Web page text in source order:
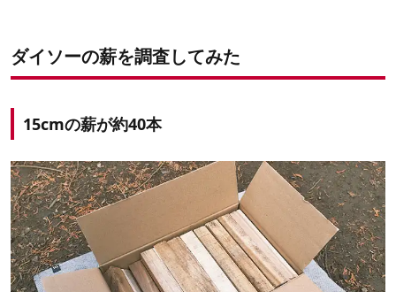
ダイソーの薪を調査してみた
15cmの薪が約40本